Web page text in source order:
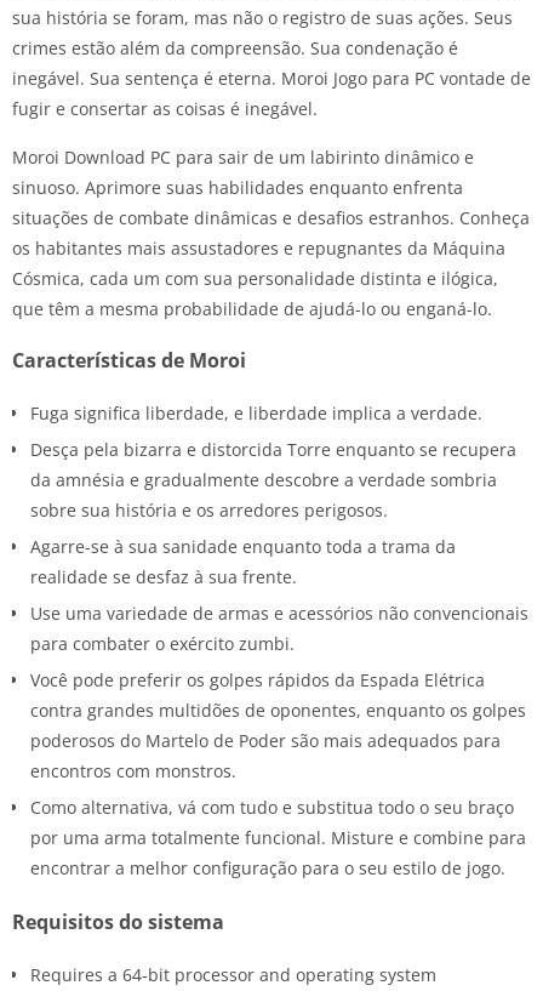
sua história se foram, mas não o registro de suas ações. Seus
crimes estão além da compreensão. Sua condenação é
inegável. Sua sentença é eterna. Moroi Jogo para PC vontade de
fugir e consertar as coisas é inegável.
Moroi Download PC para sair de um labirinto dinâmico e
sinuoso. Aprimore suas habilidades enquanto enfrenta
situações de combate dinâmicas e desafios estranhos. Conheça
os habitantes mais assustadores e repugnantes da Máquina
Cósmica, cada um com sua personalidade distinta e ilógica,
que têm a mesma probabilidade de ajudá-lo ou enganá-lo.
Características de Moroi
Fuga significa liberdade, e liberdade implica a verdade.
Desça pela bizarra e distorcida Torre enquanto se recupera
da amnésia e gradualmente descobre a verdade sombria
sobre sua história e os arredores perigosos.
Agarre-se à sua sanidade enquanto toda a trama da
realidade se desfaz à sua frente.
Use uma variedade de armas e acessórios não convencionais
para combater o exército zumbi.
Você pode preferir os golpes rápidos da Espada Elétrica
contra grandes multidões de oponentes, enquanto os golpes
poderosos do Martelo de Poder são mais adequados para
encontros com monstros.
Como alternativa, vá com tudo e substitua todo o seu braço
por uma arma totalmente funcional. Misture e combine para
encontrar a melhor configuração para o seu estilo de jogo.
Requisitos do sistema
Requires a 64-bit processor and operating system